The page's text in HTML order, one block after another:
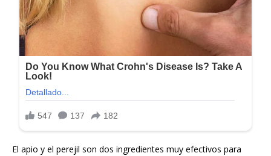
El apio y el perejil son dos ingredientes muy efectivos para